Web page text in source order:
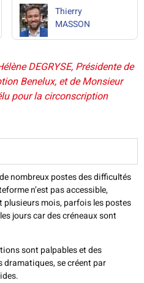
Thierry
MASSON
DEGRYSE, Présidente de
Benelux, et de Monsieur
pour la circonscription
nombreux postes des difficultés
n’est pas accessible,
plusieurs mois, parfois les postes
jours car des créneaux sont
sont palpables et des
se créent par